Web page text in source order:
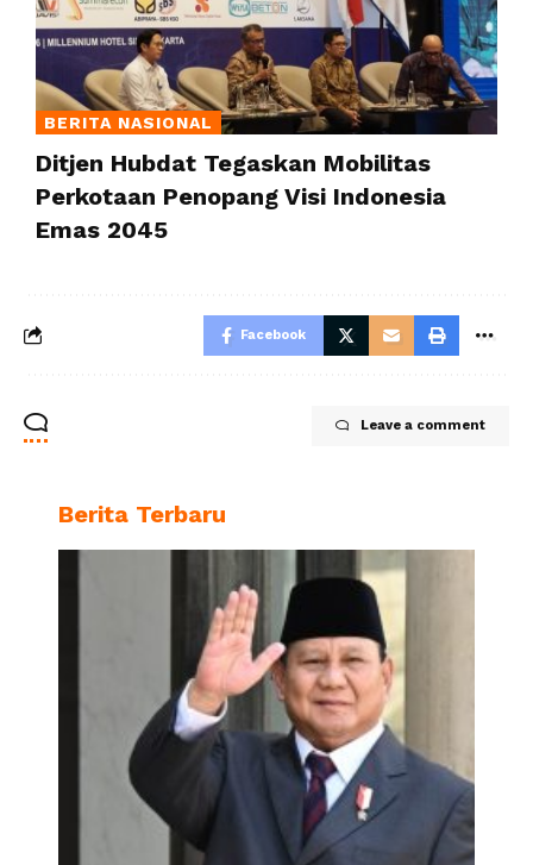
BERITA NASIONAL
Ditjen Hubdat Tegaskan Mobilitas
Perkotaan Penopang Visi Indonesia
Emas 2045
Facebook
Leave a comment
Berita Terbaru